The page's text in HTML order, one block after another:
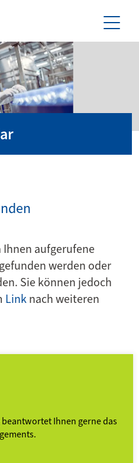
Ihnen aufgerufene
werden oder
Sie können jedoch
Linknach weiteren
Ihnen gerne das